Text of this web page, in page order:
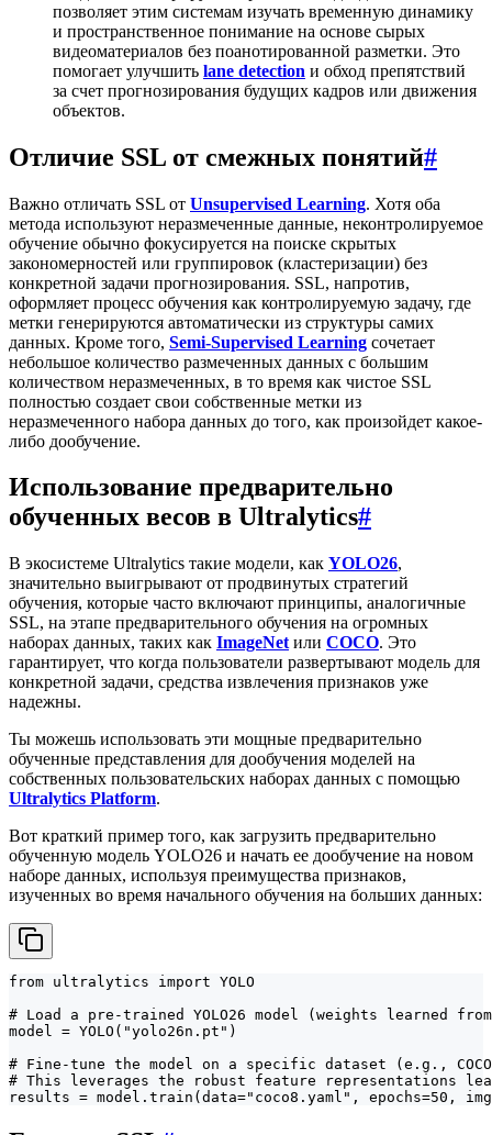
позволяет этим системам изучать временную динамику
и пространственное понимание на основе сырых
видеоматериалов без поанотированной разметки. Это
помогает улучшить lane detection и обход препятствий
за счет прогнозирования будущих кадров или движения
объектов.
Отличие SSL от смежных понятий#
Важно отличать SSL от Unsupervised Learning. Хотя оба
метода используют неразмеченные данные, неконтролируемое
обучение обычно фокусируется на поиске скрытых
закономерностей или группировок (кластеризации) без
конкретной задачи прогнозирования. SSL, напротив,
оформляет процесс обучения как контролируемую задачу, где
метки генерируются автоматически из структуры самих
данных. Кроме того, Semi-Supervised Learning сочетает
небольшое количество размеченных данных с большим
количеством неразмеченных, в то время как чистое SSL
полностью создает свои собственные метки из
неразмеченного набора данных до того, как произойдет какое-
либо дообучение.
Использование предварительно
обученных весов в Ultralytics#
В экосистеме Ultralytics такие модели, как YOLO26,
значительно выигрывают от продвинутых стратегий
обучения, которые часто включают принципы, аналогичные
SSL, на этапе предварительного обучения на огромных
наборах данных, таких как ImageNet или COCO. Это
гарантирует, что когда пользователи развертывают модель для
конкретной задачи, средства извлечения признаков уже
надежны.
Ты можешь использовать эти мощные предварительно
обученные представления для дообучения моделей на
собственных пользовательских наборах данных с помощью
Ultralytics Platform.
Вот краткий пример того, как загрузить предварительно
обученную модель YOLO26 и начать ее дообучение на новом
наборе данных, используя преимущества признаков,
изученных во время начального обучения на больших данных:
from ultralytics import YOLO
# Load a pre-trained YOLO26 model (weights learned
model = YOLO("yolo26n.pt")
# Fine-tune the model on a specific dataset (e.g.,
# This leverages the robust feature representations
results = model.train(data="coco8.yaml", epochs=50,